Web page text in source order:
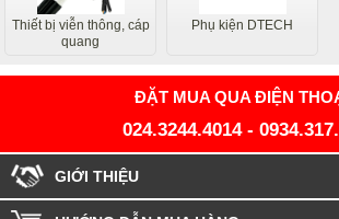
Thiết bị viễn thông, cáp
quang
Phụ kiện DTECH
ĐẶT MUA QUA ĐIỆN
024.3244.4014-
GIỚI THIỆU